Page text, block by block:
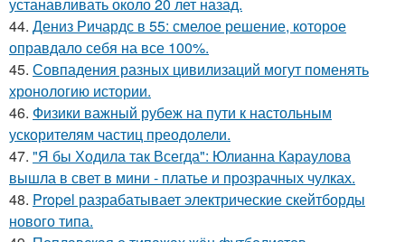
44. Дениз Ричардс в 55: смелое решение, которое
оправдало себя на все 100%.
45. Совпадения разных цивилизаций могут поменять
хронологию истории.
46. Физики важный рубеж на пути к настольным
ускорителям частиц преодолели.
47. "Я бы Ходила так Всегда": Юлианна Караулова
вышла в свет в мини - платье и прозрачных чулках.
48. Propel разрабатывает электрические скейтборды
нового типа.